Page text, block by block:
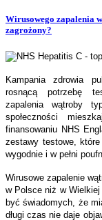
Wirusowego zapalenia
zagrożony?
Kampania zdrowia
rosnącą potrzebę
zapalenia wątroby
społeczności
finansowaniu NHS
zestawy testowe,
wygodnie i w pełni
Wirusowe zapalenie
w Polsce niż w
być świadomych, że
długi czas nie daje